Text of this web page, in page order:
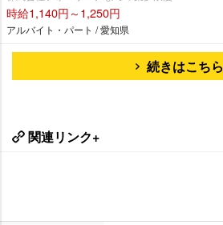
時給1,140円～1,250円
アルバイト・パート / 愛知県
続きはこちら
関連リンク+